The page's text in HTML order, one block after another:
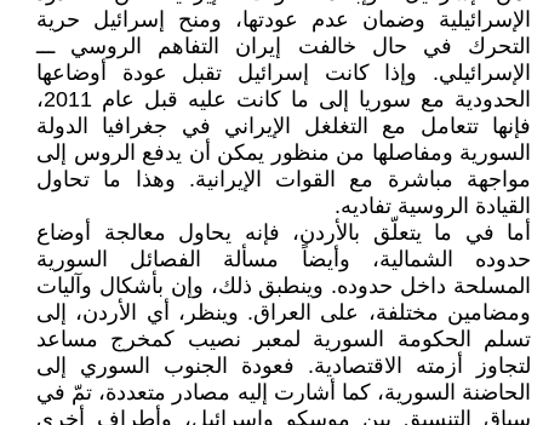
الإسرائيلية وضمان عدم عودتها، ومنح إسرائيل حرية
التحرك في حال خالفت إيران التفاهم الروسي ـــ
الإسرائيلي. وإذا كانت إسرائيل تقبل عودة أوضاعها
الحدودية مع سوريا إلى ما كانت عليه قبل عام 2011،
فإنها تتعامل مع التغلغل الإيراني في جغرافيا الدولة
السورية ومفاصلها من منظور يمكن أن يدفع الروس إلى
مواجهة مباشرة مع القوات الإيرانية. وهذا ما تحاول
القيادة الروسية تفاديه.
أما في ما يتعلّق بالأردن، فإنه يحاول معالجة أوضاع
حدوده الشمالية، وأيضاً مسألة الفصائل السورية
المسلحة داخل حدوده. وينطبق ذلك، وإن بأشكال وآليات
ومضامين مختلفة، على العراق. وينظر، أي الأردن، إلى
تسلم الحكومة السورية لمعبر نصيب كمخرج مساعد
لتجاوز أزمته الاقتصادية. فعودة الجنوب السوري إلى
الحاضنة السورية، كما أشارت إليه مصادر متعددة، تمّ في
سياق التنسيق بين موسكو وإسرائيل، وأطراف أخرى